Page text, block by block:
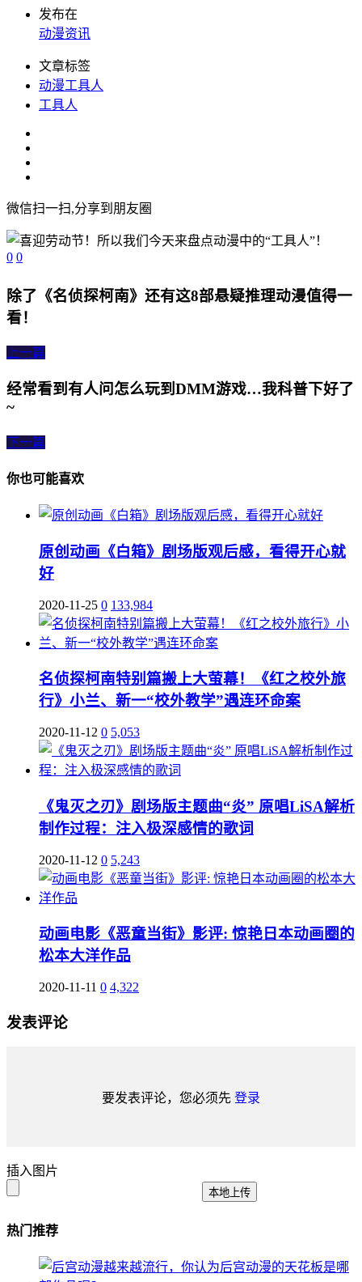
发布在
动漫资讯
文章标签
动漫工具人
工具人
微信扫一扫,分享到朋友圈
0 0
除了《名侦探柯南》还有这8部悬疑推理动漫值得一
看！
上一篇
经常看到有人问怎么玩到DMM游戏…我科普下好了
~
下一篇
你也可能喜欢
原创动画《白箱》剧场版观后感，看得开心就
好
2020-11-25 0 133,984
名侦探柯南特别篇搬上大萤幕！《红之校外旅
行》小兰、新一“校外教学”遇连环命案
2020-11-12 0 5,053
《鬼灭之刃》剧场版主题曲“炎” 原唱LiSA解析
制作过程：注入极深感情的歌词
2020-11-12 0 5,243
动画电影《恶童当街》影评: 惊艳日本动画圈的
松本大洋作品
2020-11-11 0 4,322
发表评论
要发表评论，您必须先 登录
插入图片
本地上传
热门推荐